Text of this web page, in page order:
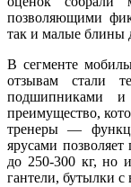
позволяющими
так и малые блины
В сегменте
отзывам стали
подшипниками
преимущество,
тренеры —
ярусами
до 250-300 кг, но
гантели, бутылки с